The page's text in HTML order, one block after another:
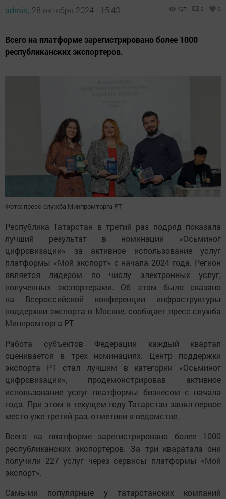
admin, 28 октября 2024 - 15:43 427 0 0
Всего на платформе зарегистрировано более 1000
республиканских экспортеров.
Фото: пресс-служба Минпромторга РТ
Республика Татарстан в третий раз подряд показала
лучший результат в номинации «Осьминог
цифровизации» за активное использование услуг
платформы «Мой экспорт» с начала 2024 года. Регион
является лидером по числу электронных услуг,
полученных экспортерами. Об этом было сказано
на Всероссийской конференции инфраструктуры
поддержки экспорта в Москве, сообщает пресс-служба
Минпромторга РТ.
Работа субъектов Федерации каждый квартал
оценивается в трех номинациях. Центр поддержки
экспорта РТ стал лучшим в категории «Осьминог
цифровизации», продемонстрировав активное
использование услуг платформы бизнесом с начала
года. При этом в текущем году Татарстан занял первое
место уже третий раз, отметили в ведомстве.
Всего на платформе зарегистрировано более 1000
республиканских экспортеров. За три кваратала они
получили 227 услуг через сервисы платформы «Мой
экспорт».
Самыми популярные у татарстанских компаний